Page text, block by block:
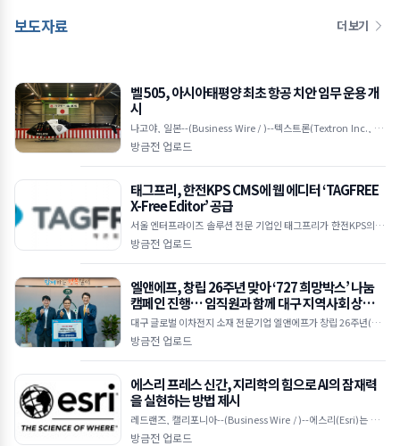
보도자료 더 보기
벨 505, 아시아태평양 최초 항공 치안 임무 운용 개
시
나고야, 일본--(Business Wire / )--텍스트론(Textron Inc., NY
SE: TXT) 계열사인 벨 텍스트론(Bell Textron Inc.)은 일본 아이
방금전 업로드
태그프리, 한전KPS CMS에 웹 에디터 ‘TAGFREE
X-Free Editor’ 공급
서울 엔터프라이즈 솔루션 전문 기업인 태그프리가 한전KPS의 콘
텐츠 관리 시스템(CMS)에 자사의 대표 솔루션인 웹 에디터 ‘TAG
방금전 업로드
엘앤에프, 창립 26주년 맞아 ‘727 희망박스’ 나눔
캠페인 진행… 임직원과 함께 대구 지역사회 상생
실천
대구 글로벌 이차전지 소재 전문기업 엘앤에프가 창립 26주년(7월
27일)을 맞아 임직원과 함께 지역사회 나눔을 위한 기부 캠페인을
방금전 업로드
에스리 프레스 신간, 지리학의 힘으로 AI의 잠재력
을 실현하는 방법 제시
레드랜즈, 캘리포니아--(Business Wire / )--에스리(Esri)는 Arc
GIS를 사용해 지리 공간 인공지능(GeoAI)을 적용하기 위한 실용
방금전 업로드